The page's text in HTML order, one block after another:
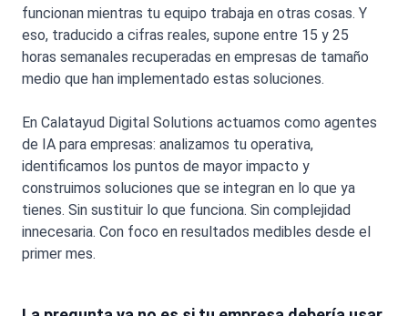
funcionan mientras tu equipo trabaja en otras cosas. Y
eso, traducido a cifras reales, supone entre 15 y 25
horas semanales recuperadas en empresas de tamaño
medio que han implementado estas soluciones.
En Calatayud Digital Solutions actuamos como agentes
de IA para empresas: analizamos tu operativa,
identificamos los puntos de mayor impacto y
construimos soluciones que se integran en lo que ya
tienes. Sin sustituir lo que funciona. Sin complejidad
innecesaria. Con foco en resultados medibles desde el
primer mes.